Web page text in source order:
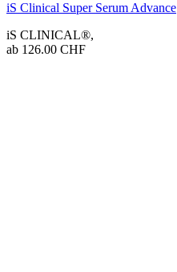
iS Clinical Super Serum Advance
iS CLINICAL®,
ab 126.00 CHF